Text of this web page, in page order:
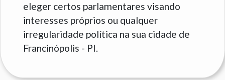
eleger certos parlamentares visando
interesses próprios ou qualquer
irregularidade política na sua cidade de
Francinópolis - PI.